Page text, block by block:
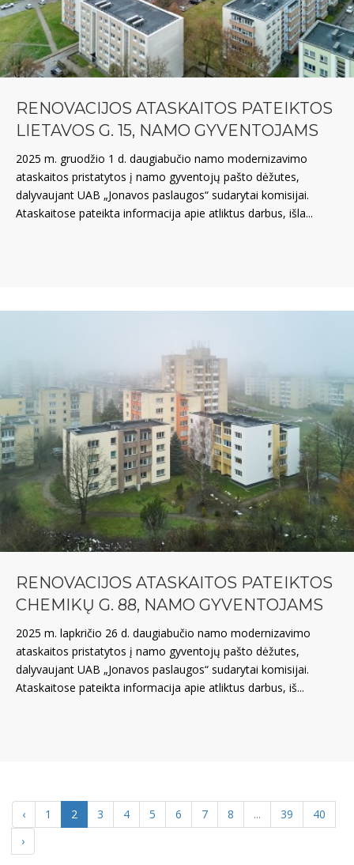
RENOVACIJOS ATASKAITOS PATEIKTOS
LIETAVOS G. 15, NAMO GYVENTOJAMS
2025 m. gruodžio 1 d. daugiabučio namo modernizavimo
ataskaitos pristatytos į namo gyventojų pašto dėžutes,
dalyvaujant UAB „Jonavos paslaugos“ sudarytai komisijai.
Ataskaitose pateikta informacija apie atliktus darbus, išla...
RENOVACIJOS ATASKAITOS PATEIKTOS
CHEMIKŲ G. 88, NAMO GYVENTOJAMS
2025 m. lapkričio 26 d. daugiabučio namo modernizavimo
ataskaitos pristatytos į namo gyventojų pašto dėžutes,
dalyvaujant UAB „Jonavos paslaugos“ sudarytai komisijai.
Ataskaitose pateikta informacija apie atliktus darbus, iš...
‹ 1 2 3 4 5 6 7 8 ... 39
40
›